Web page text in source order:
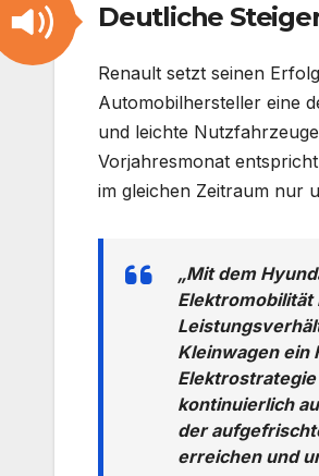
Deutliche
Renault setzt seinen
Automobilhersteller eine
und leichte
Vorjahresmonat
im gleichen Zeitraum nur
„Mit dem
Elektromobilität
Kleinwagen ein
kontinuierlich
der
erreichen und